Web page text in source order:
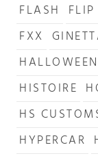
FLASH
FXX
HALLOWEEN
HISTOIRE
HS
HYPERCAR